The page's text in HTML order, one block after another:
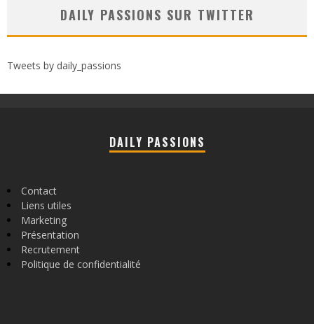
DAILY PASSIONS SUR TWITTER
Tweets by daily_passions
DAILY PASSIONS
Contact
Liens utiles
Marketing
Présentation
Recrutement
Politique de confidentialité